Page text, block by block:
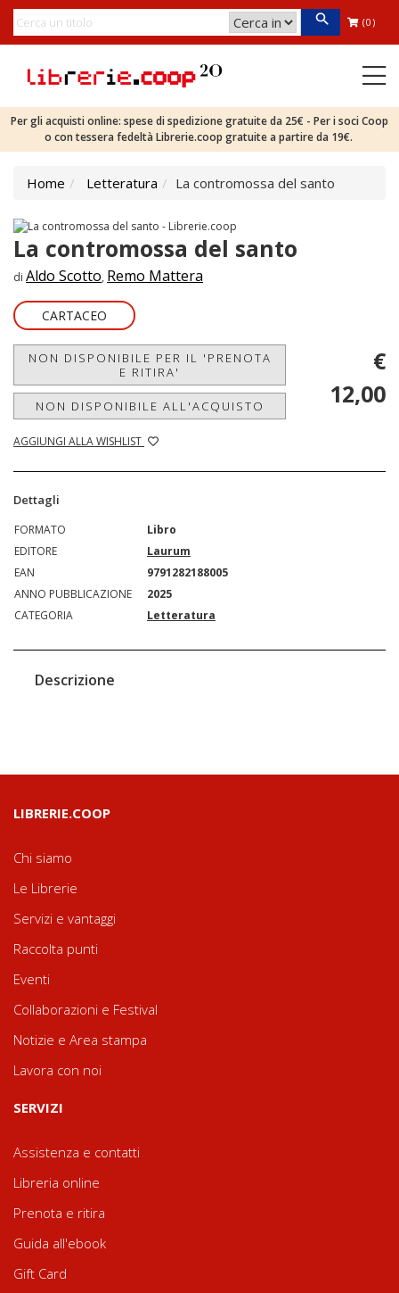
(0)
Per gli acquisti online: spese di spedizione gratuite da 25€ - Per i soci Coop
o con tessera fedeltà Librerie.coop gratuite a partire da 19€.
Home Letteratura La contromossa del santo
La contromossa del santo
di Aldo Scotto, Remo Mattera
CARTACEO
NON DISPONIBILE PER IL 'PRENOTA
E RITIRA'
NON DISPONIBILE ALL'ACQUISTO
AGGIUNGI ALLA WISHLIST
€
12,00
Dettagli
FORMATO
Libro
EDITORE
Laurum
EAN
9791282188005
ANNO PUBBLICAZIONE
2025
CATEGORIA
Letteratura
Descrizione
LIBRERIE.COOP
Chi siamo
Le Librerie
Servizi e vantaggi
Raccolta punti
Eventi
Collaborazioni e Festival
Notizie e Area stampa
Lavora con noi
SERVIZI
Assistenza e contatti
Libreria online
Prenota e ritira
Guida all'ebook
Gift Card